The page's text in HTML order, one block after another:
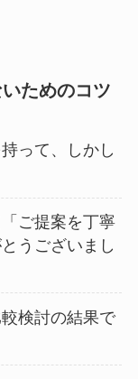
ためのコツ
って、しかし
ご提案を丁寧
うございまし
検討の結果で